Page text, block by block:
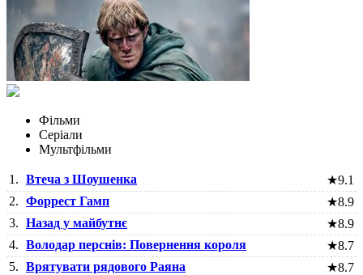
Фільми
Серіали
Мультфільми
1. Втеча з Шоушенка ★9.1
2. Форрест Гамп ★8.9
3. Назад у майбутнє ★8.9
4. Володар перснів: Повернення короля ★8.7
5. Врятувати рядового Раяна ★8.7